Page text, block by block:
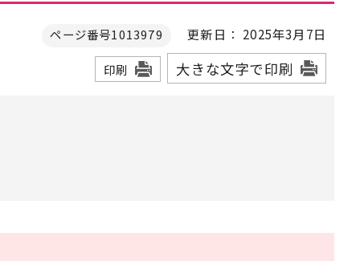
ページ番号1013979 更新日： 2025年3月7日
印刷 大きな文字で印刷